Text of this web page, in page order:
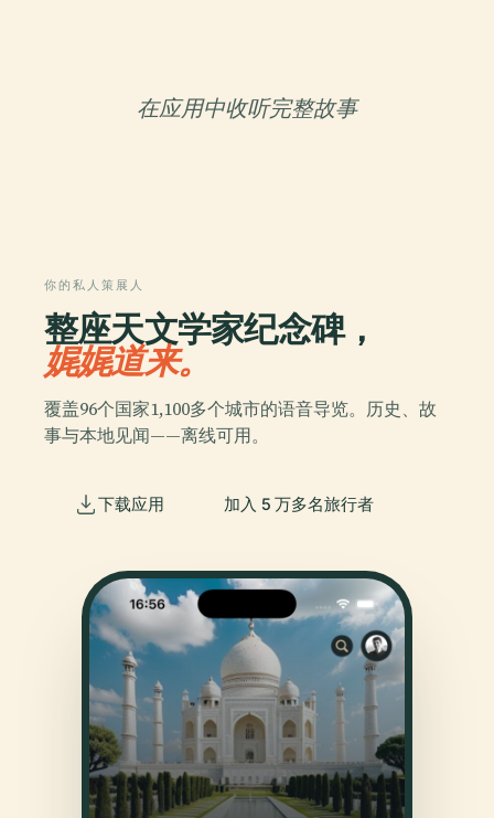
在应用中收听完整故事
你的私人策展人
整座天文学家纪念碑，
娓娓道来。
覆盖96个国家1,100多个城市的语音导览。历史、故
事与本地见闻——离线可用。
下载应用 加入 5 万多名旅行者